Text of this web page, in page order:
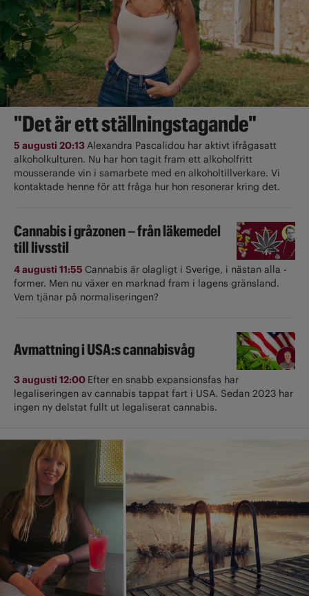
"Det är ett ställningstagande"
5 augusti 20:13Alexandra Pascalidou har aktivt ifrågasatt
alkoholkulturen. Nu har hon tagit fram ett alkoholfritt
mousserande vin i samarbete med en alkoholtillverkare. Vi
kontaktade henne för att fråga hur hon resonerar kring det.
Cannabis i gråzonen – från läkemedel
till livsstil
4 augusti 11:55 Cannabis är olagligt i ­Sverige, i nästan alla ­
former. Men nu växer en marknad fram i lagens gränsland.
Vem tjänar på normaliseringen?
Avmattning i USA:s cannabisvåg
3 augusti 12:00 Efter en snabb expansionsfas har
legaliseringen av cannabis tappat fart i USA. Sedan 2023 har
ingen ny delstat fullt ut ­legaliserat cannabis.